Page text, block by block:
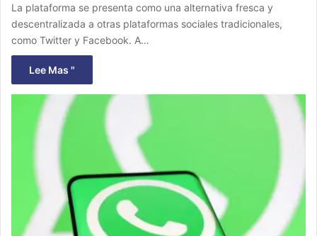
La plataforma se presenta como una alternativa fresca y
descentralizada a otras plataformas sociales tradicionales,
como Twitter y Facebook. A…
Lee Mas "